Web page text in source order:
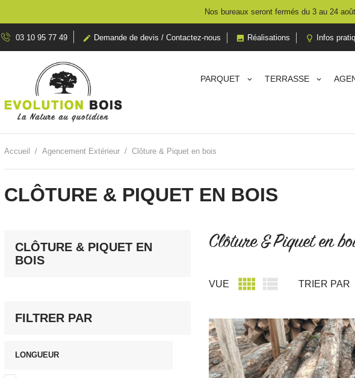
Nos bureaux seront fermés du 3 au 24
03 10 95 77 49  Demande de devis / Contactez-nous  Réalisations  Infos
PARQUET TERRASSE
Accueil Agencement Extérieur Clôture & Piquet en bois
CLÔTURE & PIQUET EN BOIS
CLÔTURE & PIQUET EN
BOIS
FILTRER PAR
LONGUEUR
Clôture & Piquet en
VUE   TRIER PAR